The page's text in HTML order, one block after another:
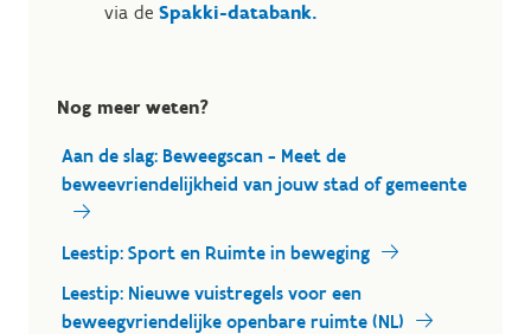
via de Spakki-databank.
Nog meer weten?
Aan de slag: Beweegscan - Meet de
beweevriendelijkheid van jouw stad of gemeente
Leestip: Sport en Ruimte in beweging
Leestip: Nieuwe vuistregels voor een
beweegvriendelijke openbare ruimte (NL)